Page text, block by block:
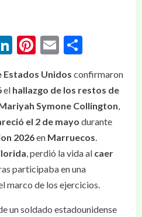
LinkedIn
Pinterest
Email
Estados Unidos confirmaron
el hallazgo de los restos de
Symone Collington,
el 2 de mayo durante
2026en Marruecos.
, perdió la vida al caer
participaba en una
marco de los ejercicios.
un soldado estadounidense